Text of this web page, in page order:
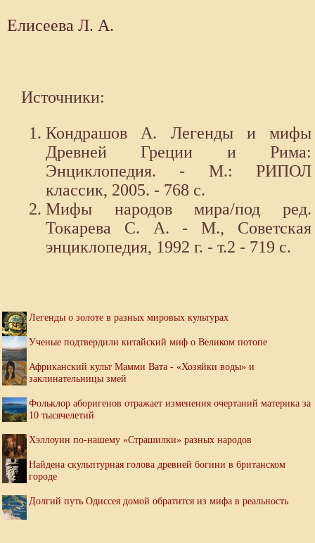
Елисеева Л. А.
Источники:
Кондрашов А. Легенды и мифы
Древней Греции и Рима:
Энциклопедия. - М.: РИПОЛ
классик, 2005. - 768 с.
Мифы народов мира/под ред.
Токарева С. А. - М., Советская
энциклопедия, 1992 г. - т.2 - 719 с.
Легенды о золоте в разных мировых культурах
Ученые подтвердили китайский миф о Великом потопе
Африканский культ Мамми Вата - «Хозяйки воды» и
заклинательницы змей
Фольклор аборигенов отражает изменения очертаний материка за
10 тысячелетий
Хэллоуин по-нашему «Страшилки» разных народов
Найдена скульптурная голова древней богини в британском
городе
Долгий путь Одиссея домой обратится из мифа в реальность